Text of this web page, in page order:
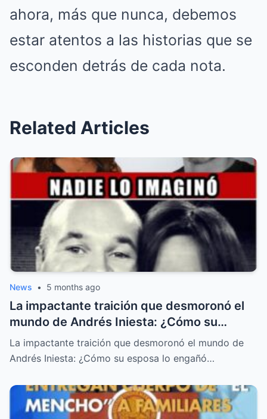
ahora, más que nunca, debemos
estar atentos a las historias que se
esconden detrás de cada nota.
Related Articles
News • 5 months ago
La impactante traición que desmoronó el
mundo de Andrés Iniesta: ¿Cómo su
esposa lo engañó con alguien inesperado?
La impactante traición que desmoronó el mundo de
Andrés Iniesta: ¿Cómo su esposa lo engañó…